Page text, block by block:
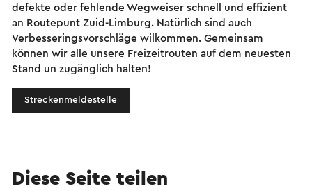
defekte oder fehlende Wegweiser schnell und effizient
an Routepunt Zuid-Limburg. Natürlich sind auch
Verbesseringsvorschläge wilkommen. Gemeinsam
können wir alle unsere Freizeitrouten auf dem neuesten
Stand un zugänglich halten!
Streckenmeldestelle
Diese Seite teilen